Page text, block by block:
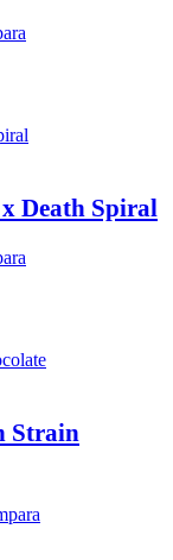
Death Spiral
Strain